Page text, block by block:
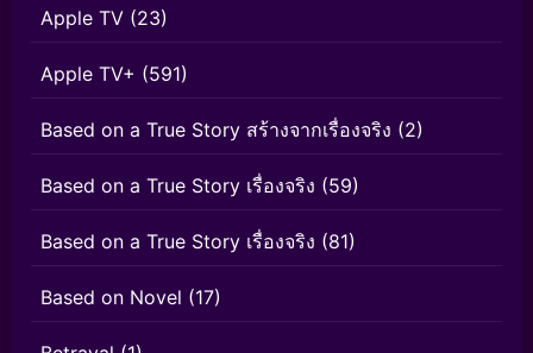
Apple TV (23)
Apple TV+ (591)
Based on a True Story สร้างจากเรื่องจริง (2)
Based on a True Story เรื่องจริง (59)
Based on a True Story เรื่องจริง (81)
Based on Novel (17)